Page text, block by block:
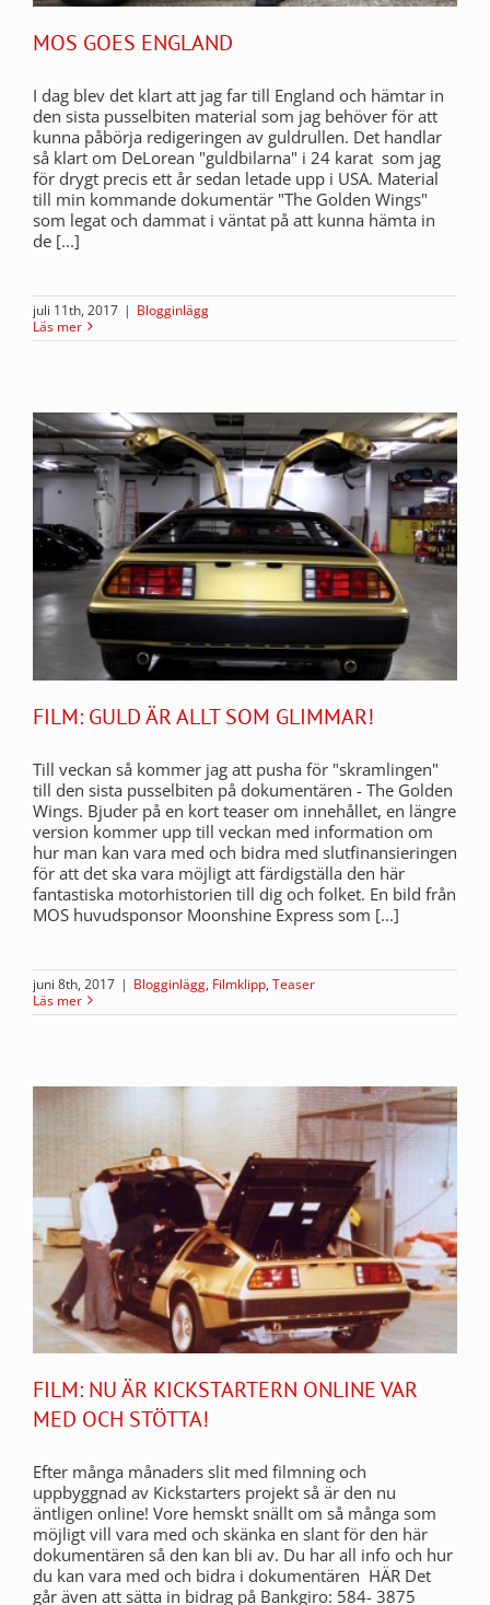
MOS GOES ENGLAND
I dag blev det klart att jag far till England och hämtar in
den sista pusselbiten material som jag behöver för att
kunna påbörja redigeringen av guldrullen. Det handlar
så klart om DeLorean "guldbilarna" i 24 karat som jag
för drygt precis ett år sedan letade upp i USA. Material
till min kommande dokumentär "The Golden Wings"
som legat och dammat i väntat på att kunna hämta in
de [...]
juli 11th, 2017 | Blogginlägg
Läs mer
FILM: GULD ÄR ALLT SOM GLIMMAR!
Till veckan så kommer jag att pusha för "skramlingen"
till den sista pusselbiten på dokumentären - The Golden
Wings. Bjuder på en kort teaser om innehållet, en längre
version kommer upp till veckan med information om
hur man kan vara med och bidra med slutfinansieringen
för att det ska vara möjligt att färdigställa den här
fantastiska motorhistorien till dig och folket. En bild från
MOS huvudsponsor Moonshine Express som [...]
juni 8th, 2017 | Blogginlägg, Filmklipp, Teaser
Läs mer
FILM: NU ÄR KICKSTARTERN ONLINE VAR
MED OCH STÖTTA!
Efter många månaders slit med filmning och
uppbyggnad av Kickstarters projekt så är den nu
äntligen online! Vore hemskt snällt om så många som
möjligt vill vara med och skänka en slant för den här
dokumentären så den kan bli av. Du har all info och hur
du kan vara med och bidra i dokumentären HÄR Det
går även att sätta in bidrag på Bankgiro: 584- 3875